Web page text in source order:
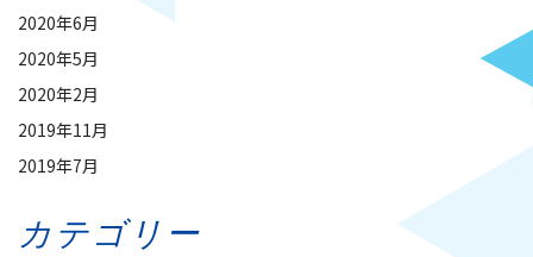
2020年6月
2020年5月
2020年2月
2019年11月
2019年7月
カテゴリー